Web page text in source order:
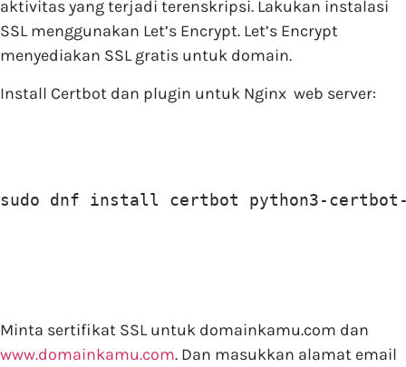
aktivitas yang terjadi terenskripsi. Lakukan instalasi
SSL menggunakan Let’s Encrypt. Let’s Encrypt
menyediakan SSL gratis untuk domain.
Install Certbot dan plugin untuk Nginx web server:
sudo dnf install certbot python3-
Minta sertifikat SSL untuk domainkamu.com dan
www.domainkamu.com. Dan masukkan alamat email